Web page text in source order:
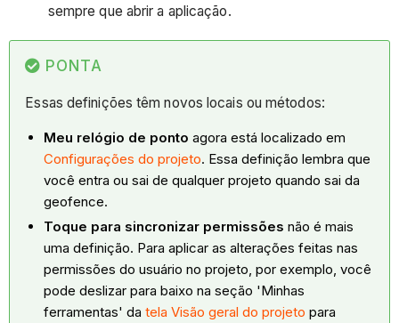
sempre que abrir a aplicação.
PONTA
Essas definições têm novos locais ou métodos:
Meu relógio de pontoagora está localizado em
Configurações do projeto. Essa definição lembra que
você entra ou sai de qualquer projeto quando sai da
geofence.
Toque para sincronizar permissões não é mais
uma definição. Para aplicar as alterações feitas nas
permissões do usuário no projeto, por exemplo, você
pode deslizar para baixo na seção 'Minhas
ferramentas' datela Visão geral do projeto para